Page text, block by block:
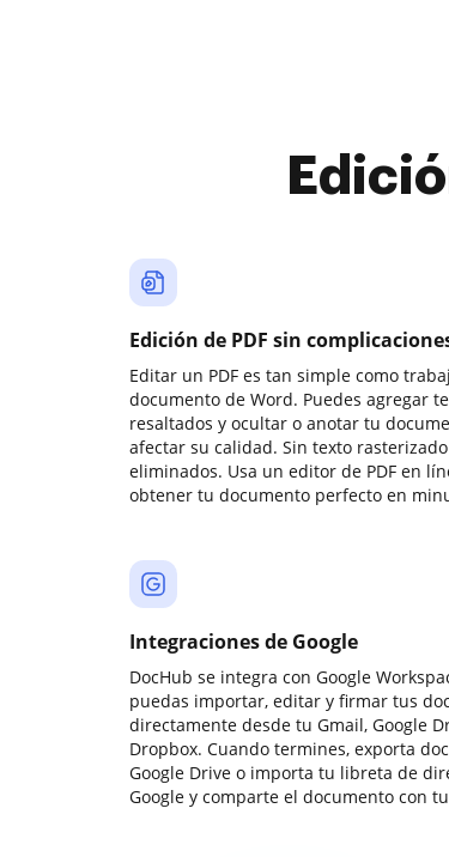
Edición de PDF sin
Editar un PDF es tan simple como
documento de Word. Puedes agregar
resaltados y ocultar o anotar tu
afectar su calidad. Sin texto
eliminados. Usa un editor de PDF en
obtener tu documento perfecto en
Integraciones de Google
DocHub se integra con Google
puedas importar, editar y firmar tus
directamente desde tu Gmail, Google
Dropbox. Cuando termines, exporta
Google Drive o importa tu libreta de
Google y comparte el documento con